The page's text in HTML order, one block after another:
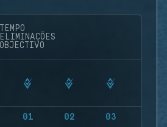
01 02 03